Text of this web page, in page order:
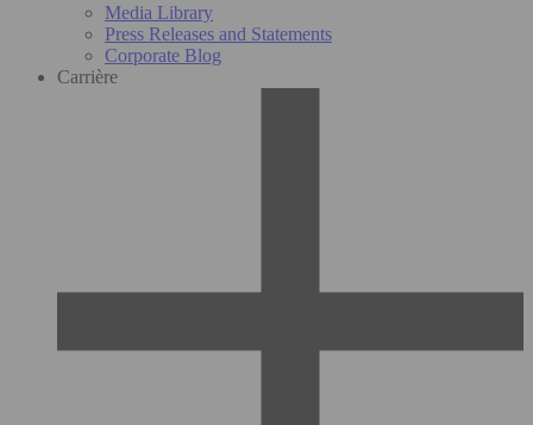
Media Library
Press Releases and Statements
Corporate Blog
Carrière